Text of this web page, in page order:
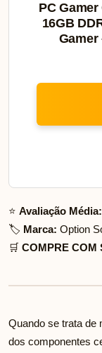
PC
16GB
Gamer
⭐ Avaliação Média:
🏷️ Marca: Option
🛒 COMPRE COM
Quando se trata de
dos componentes